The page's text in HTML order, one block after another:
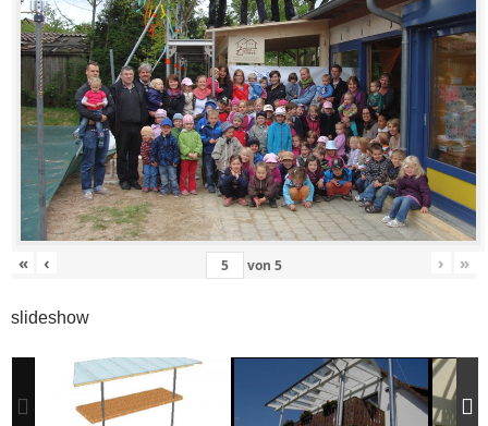
« ‹ von 5 › »
slideshow